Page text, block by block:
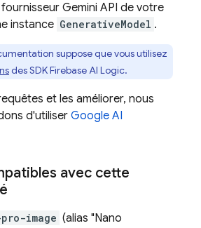
Gemini API de votre
instance GenerativeModel .
suppose que vous utilisez
des SDKFirebase AI Logic.
et les améliorer, nous
d'utiliserGoogle AI
avec cette
image (alias "Nano